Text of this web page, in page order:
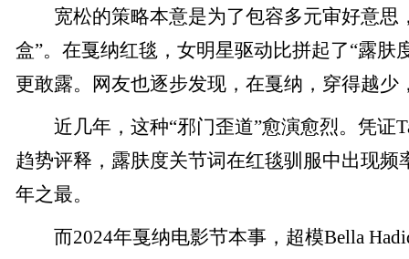
宽松的策略本意是为了包容多元审好意思
盒”。在戛纳红毯，女明星驱动比拼起了“露肤
更敢露。网友也逐步发现，在戛纳，穿得越少
近几年，这种“邪门歪道”愈演愈烈。凭证
趋势评释，露肤度关节词在红毯驯服中出现频
年之最。
而2024年戛纳电影节本事，超模Bella